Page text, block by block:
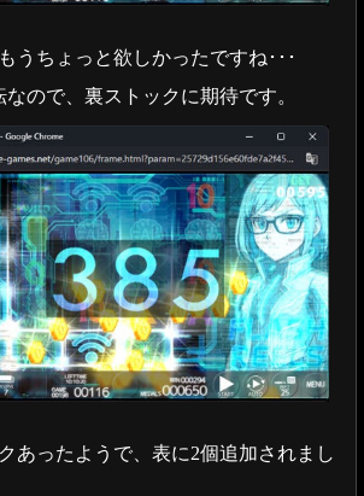
うちょっと欲しかったですね･･･
なので、裏ストックに期待です。
あったようで、表に2個追加されまし